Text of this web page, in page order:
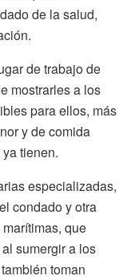
de la salud,
de trabajo de
mostrarles a los
para ellos, más
y de comida
tienen.
especializadas,
condado y otra
que
sumergir a los
toman